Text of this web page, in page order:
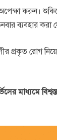
করুন।
ব্যবহার করা
প্রকৃত রোগ
মাধ্যমে